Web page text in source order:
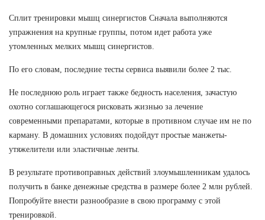
Сплит тренировки мышц синергистов Сначала выполняются
упражнения на крупные группы, потом идет работа уже
утомленных мелких мышц синергистов.
По его словам, последние тесты сервиса выявили более 2 тыс.
Не последнюю роль играет также бедность населения, зачастую
охотно соглашающегося рисковать жизнью за лечение
современными препаратами, которые в противном случае им не по
карману. В домашних условиях подойдут простые манжеты-
утяжелители или эластичные ленты.
В результате противоправных действий злоумышленникам удалось
получить в банке денежные средства в размере более 2 млн рублей.
Попробуйте внести разнообразие в свою программу с этой
тренировкой.